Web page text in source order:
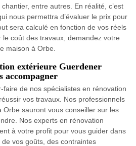
entre autres. En réalité, c’est
nous permettra d’évaluer le prix pour
sera calculé en fonction de vos réels
coût des travaux, demandez votre
maison à Orbe.
extérieure Guerdener
accompagner
faire de nos spécialistes en rénovation
vos travaux. Nos professionnels
sauront vous conseiller sur les
Nos experts en rénovation
à votre profit pour vous guider dans
vos goûts, des contraintes